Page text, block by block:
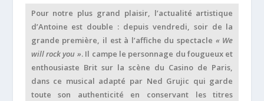
Pour notre plus grand plaisir, l’actualité artistique
d’Antoine est double : depuis vendredi, soir de la
grande première, il est à l’affiche du spectacle « We
will rock you ». Il campe le personnage du fougueux et
enthousiaste Brit sur la scène du Casino de Paris,
dans ce musical adapté par Ned Grujic qui garde
toute son authenticité en conservant les titres